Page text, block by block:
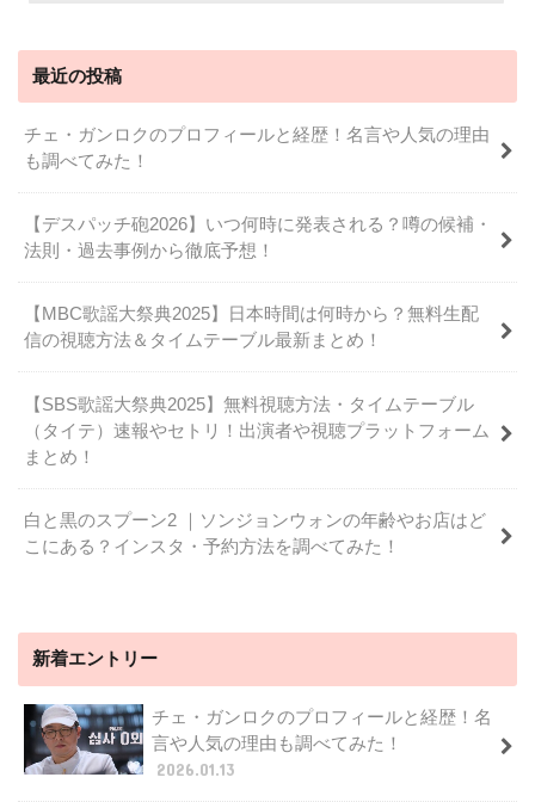
最近の投稿
チェ・ガンロクのプロフィールと経歴！名言や人気の理由
も調べてみた！
【デスパッチ砲2026】いつ何時に発表される？噂の候補・
法則・過去事例から徹底予想！
【MBC歌謡大祭典2025】日本時間は何時から？無料生配
信の視聴方法＆タイムテーブル最新まとめ！
【SBS歌謡大祭典2025】無料視聴方法・タイムテーブル
（タイテ）速報やセトリ！出演者や視聴プラットフォーム
まとめ！
白と黒のスプーン2 ｜ソンジョンウォンの年齢やお店はど
こにある？インスタ・予約方法を調べてみた！
新着エントリー
チェ・ガンロクのプロフィールと経歴！名
言や人気の理由も調べてみた！
2026.01.13